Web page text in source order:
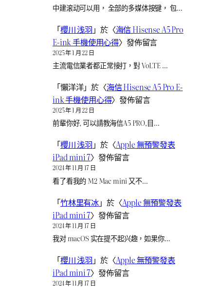
中建滚动可以用， 全部的多媒体按键， 包…
「櫻川 浅羽 」於〈海信 Hisense A5 Pro
E-ink 手機使用心得〉發佈留言
2025 年 1 月 22 日
主流電信業者都正常接打，對 VoLTE …
「懶洋洋」於〈海信 Hisense A5 Pro E-
ink 手機使用心得〉發佈留言
2025 年 1 月 22 日
前輩你好, 可以請教海信A5 PRO,目…
「櫻川 浅羽 」於〈Apple 無預警發表
iPad mini 7〉發佈留言
2024 年 11 月 17 日
看了看我的 M2 Mac mini 又不…
「竹林里有冰」於〈Apple 無預警發表
iPad mini 7〉發佈留言
2024 年 11 月 17 日
我对 macOS 实在提不起兴趣，如果你…
「櫻川 浅羽 」於〈Apple 無預警發表
iPad mini 7〉發佈留言
2024 年 11 月 17 日